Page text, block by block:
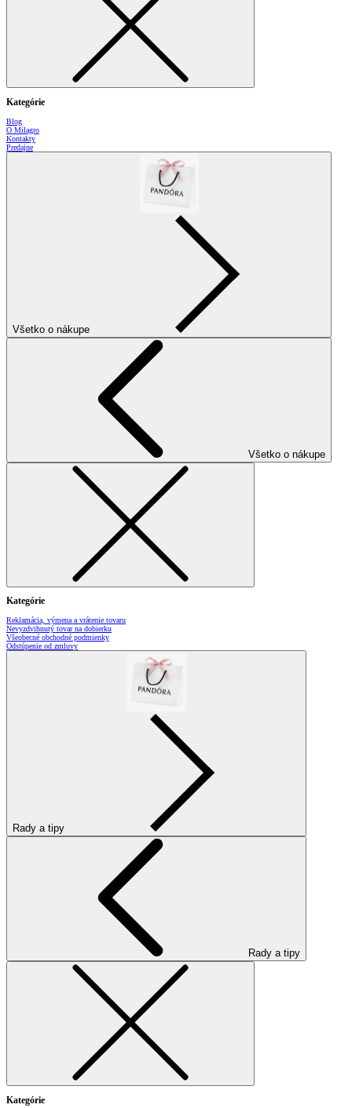
Kategórie
Blog
O Milagro
Kontakty
Predajne
Všetko o nákupe
Všetko o nákupe
Kategórie
Reklamácia, výmena a vrátenie tovaru
Nevyzdvihnutý tovar na dobierku
Všeobecné obchodné podmienky
Odstúpenie od zmluvy
Rady a tipy
Rady a tipy
Kategórie